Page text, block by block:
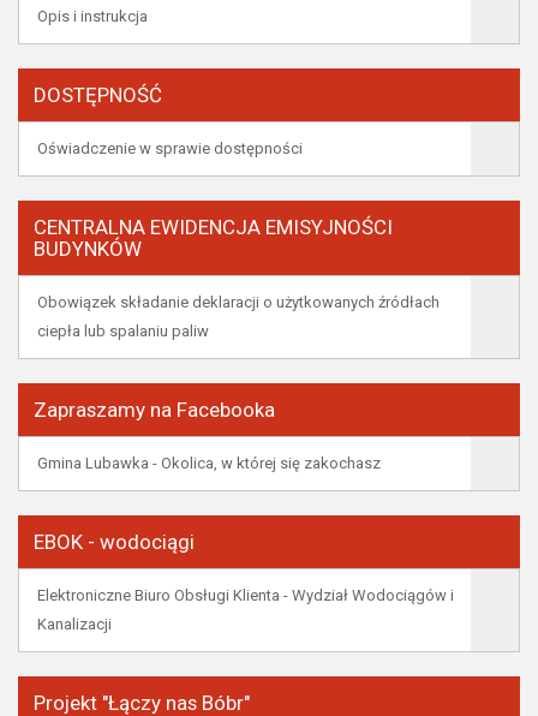
Opis i instrukcja
DOSTĘPNOŚĆ
Oświadczenie w sprawie dostępności
CENTRALNA EWIDENCJA EMISYJNOŚCI
BUDYNKÓW
Obowiązek składanie deklaracji o użytkowanych źródłach
ciepła lub spalaniu paliw
Zapraszamy na Facebooka
Gmina Lubawka - Okolica, w której się zakochasz
EBOK - wodociągi
Elektroniczne Biuro Obsługi Klienta - Wydział Wodociągów i
Kanalizacji
Projekt "Łączy nas Bóbr"